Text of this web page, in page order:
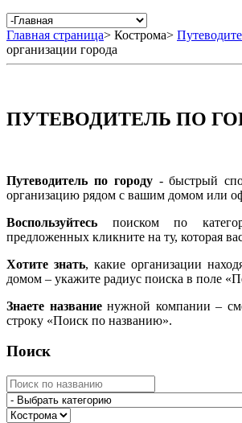
Главная страница> Кострома>
организации города
ПУТЕВОДИТЕЛЬ ПО
Путеводитель по городу- быстрый
организацию рядом с вашим домом или
Воспользуйтесь поиском по
предложенных кликните на ту, которая
Хотите знать, какие организации
домом – укажите радиус поиска в поле
Знаете названиенужной компании –
строку «Поиск по названию».
Поиск